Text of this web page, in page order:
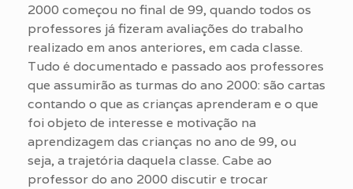
2000 começou no final de 99, quando todos os
professores já fizeram avaliações do trabalho
realizado em anos anteriores, em cada classe.
Tudo é documentado e passado aos professores
que assumirão as turmas do ano 2000: são cartas
contando o que as crianças aprenderam e o que
foi objeto de interesse e motivação na
aprendizagem das crianças no ano de 99, ou
seja, a trajetória daquela classe. Cabe ao
professor do ano 2000 discutir e trocar